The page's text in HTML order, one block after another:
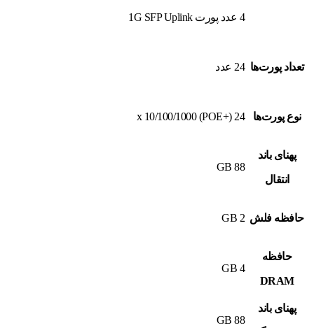
4 عدد پورت 1G SFP Uplink
تعداد پورت‌ها 24 عدد
نوع پورت‌ها 24 x 10/100/1000 (POE+)
پهنای باند
انتقال
88 GB
حافظه فلش 2 GB
حافظه
DRAM
4 GB
پهنای باند
88 GB